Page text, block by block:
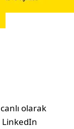
olarak
LinkedIn